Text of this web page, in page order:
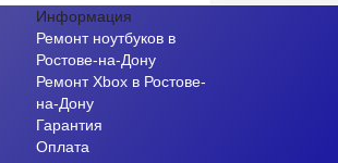
Информация
Ремонт ноутбуков в
Ростове-на-Дону
Ремонт Xbox в Ростове-
на-Дону
Гарантия
Оплата